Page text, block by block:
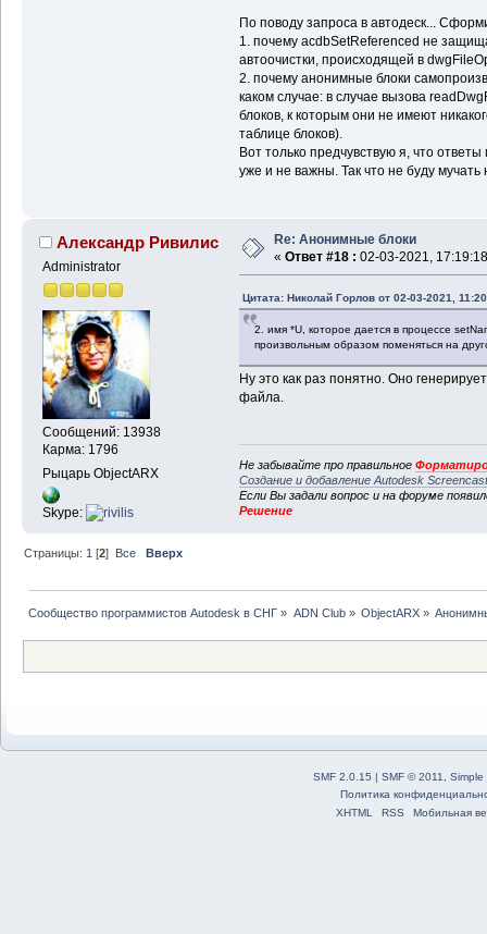
По поводу запроса в автодеск...
1. почему acdbSetReferenced не
автоочистки, происходящей в
2. почему анонимные блоки
каком случае: в случае вызова
блоков, к которым они не имеют
таблице блоков).
Вот только предчувствую я, что
уже и не важны. Так что не буду
Александр Ривилис
Administrator
Сообщений: 13938
Карма: 1796
Рыцарь ObjectARX
Skype:
Re: Анонимные блоки
« Ответ #18 : 02-03-2021,
Цитата: Николай Горлов от 02-03-2021,
2. имя *U, которое дается в процессе
произвольным образом поменяться на
Ну это как раз понятно. Оно
файла.
Не забывайте про правильное
Создание и добавление Autodesk
Если Вы задали вопрос и на форуме
Решение
Страницы: 1 [2] Все Вверх
Сообщество программистов Autodesk в СНГ » ADN Club» ObjectARX»
SMF 2.0.15 | SMF © 2011
Simple
Политика
XHTML
RSS Мобильная